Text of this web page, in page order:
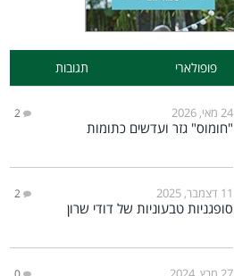
פופולארי תגובות
24 מאי, 2026 2
"חומוס" גזר ועדשים כתומות
11 דצמבר, 2025 2
סופגניות טבעוניות של דודי שרון